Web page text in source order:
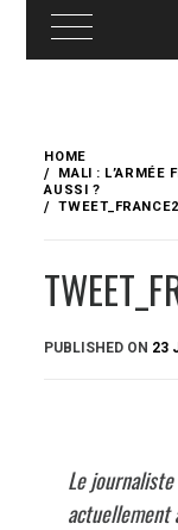
content
HOME
MALI : L’ARMÉE
AUSSI ?
PUBLISHED ON 23
Le journaliste
actuellement